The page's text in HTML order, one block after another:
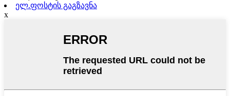
ელ.ფოსტის გაგზავნა
x